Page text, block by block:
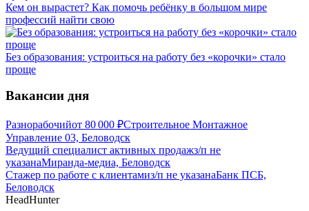
Кем он вырастет? Как помочь ребёнку в большом мире
профессий найти свою
Без образования: устроиться на работу без «корочки» стало
проще
Вакансии дня
Разнорабочийот 80 000 ₽Строительное Монтажное
Управление 03, Беловодск
Ведущий специалист активных продажз/п не
указанаМиранда-медиа, Беловодск
Стажер по работе с клиентамиз/п не указанаБанк ПСБ,
Беловодск
HeadHunter